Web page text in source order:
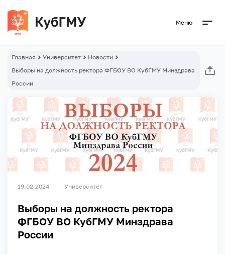
Меню
Главная Университет
Новости
Выборы на должность ректора ФГБОУ ВО КубГМУ Минздрава
России
19.02.2024 Университет
Выборы на должность ректора
ФГБОУ ВО КубГМУ Минздрава
России